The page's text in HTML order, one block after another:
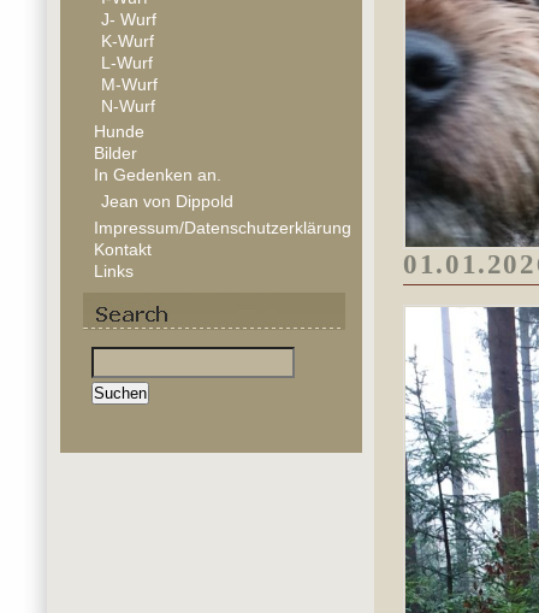
J- Wurf
K-Wurf
L-Wurf
M-Wurf
N-Wurf
Hunde
Bilder
In Gedenken an.
Jean von Dippold
Impressum/Datenschutzerklärung
Kontakt
Links